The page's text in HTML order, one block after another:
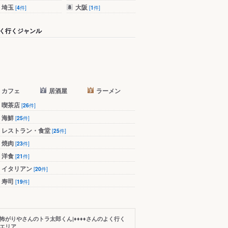
埼玉 [4件] 大阪 [1件]
行くジャンル
カフェ 居酒屋
ラーメン
喫茶店 [26件]
海鮮 [25件]
レストラン・食堂 [25件]
焼肉 [23件]
洋食 [21件]
イタリアン [20件]
寿司 [19件]
怖がりやさんのトラ太郎くん|♦♦♦♦さんのよく行く
エリア